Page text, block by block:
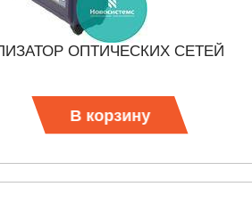
ОПТИЧЕСКИХ СЕТЕЙ
В корзину